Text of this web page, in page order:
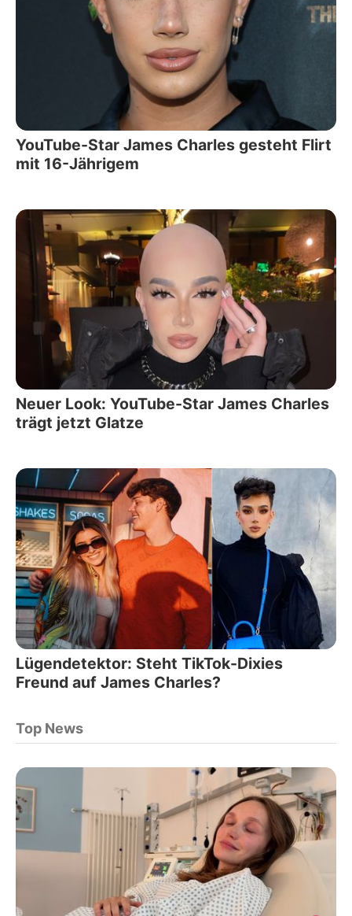
YouTube-Star James Charles gesteht Flirt
mit 16-Jährigem
Neuer Look: YouTube-Star James Charles
trägt jetzt Glatze
Lügendetektor: Steht TikTok-Dixies
Freund auf James Charles?
Top News